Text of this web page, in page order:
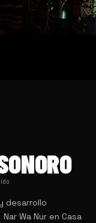
desarrollo
Wa Nur en Casa